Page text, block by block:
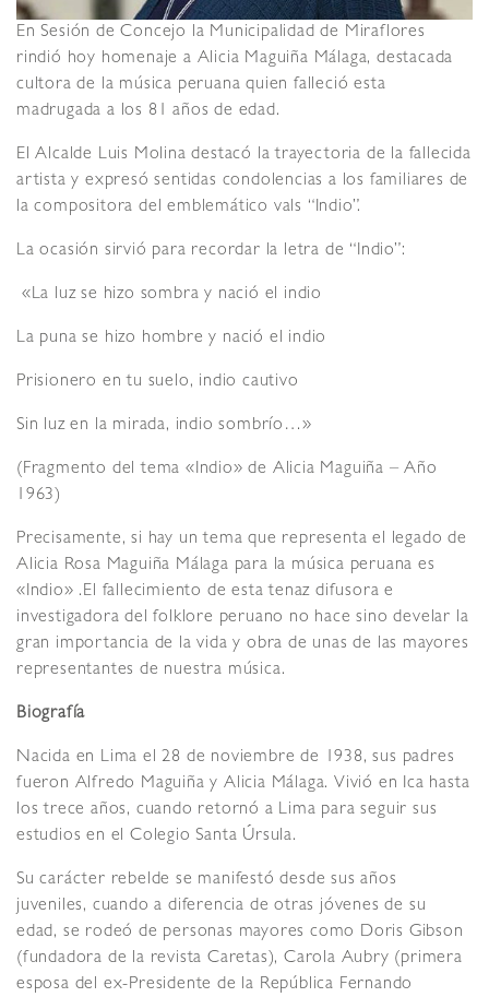
En Sesión de Concejo la Municipalidad de Miraflores
rindió hoy homenaje a Alicia Maguiña Málaga, destacada
cultora de la música peruana quien falleció esta
madrugada a los 81 años de edad.
El Alcalde Luis Molina destacó la trayectoria de la fallecida
artista y expresó sentidas condolencias a los familiares de
la compositora del emblemático vals “Indio”.
La ocasión sirvió para recordar la letra de “Indio”:
«La luz se hizo sombra y nació el indio
La puna se hizo hombre y nació el indio
Prisionero en tu suelo, indio cautivo
Sin luz en la mirada, indio sombrío…»
(Fragmento del tema «Indio» de Alicia Maguiña – Año
1963)
Precisamente, si hay un tema que representa el legado de
Alicia Rosa Maguiña Málaga para la música peruana es
«Indio» .El fallecimiento de esta tenaz difusora e
investigadora del folklore peruano no hace sino develar la
gran importancia de la vida y obra de unas de las mayores
representantes de nuestra música.
Biografía
Nacida en Lima el 28 de noviembre de 1938, sus padres
fueron Alfredo Maguiña y Alicia Málaga. Vivió en Ica hasta
los trece años, cuando retornó a Lima para seguir sus
estudios en el Colegio Santa Úrsula.
Su carácter rebelde se manifestó desde sus años
juveniles, cuando a diferencia de otras jóvenes de su
edad, se rodeó de personas mayores como Doris Gibson
(fundadora de la revista Caretas), Carola Aubry (primera
esposa del ex-Presidente de la República Fernando